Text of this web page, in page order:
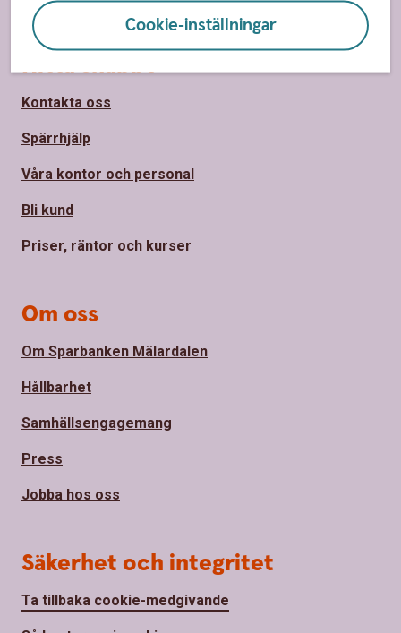
Cookie-inställningar
Sidfot
Hitta snabbt
Kontakta oss
Spärrhjälp
Våra kontor och personal
Bli kund
Priser, räntor och kurser
Om oss
Om Sparbanken Mälardalen
Hållbarhet
Samhällsengagemang
Press
Jobba hos oss
Säkerhet och integritet
Ta tillbaka cookie-medgivande